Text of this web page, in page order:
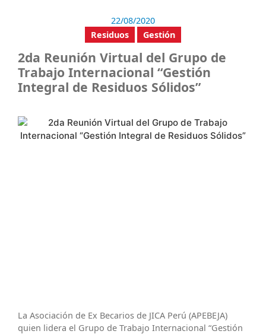
22/08/2020
Residuos
Gestión
2da Reunión Virtual del Grupo de
Trabajo Internacional “Gestión
Integral de Residuos Sólidos”
La Asociación de Ex Becarios de JICA Perú (APEBEJA)
quien lidera el Grupo de Trabajo Internacional “Gestión